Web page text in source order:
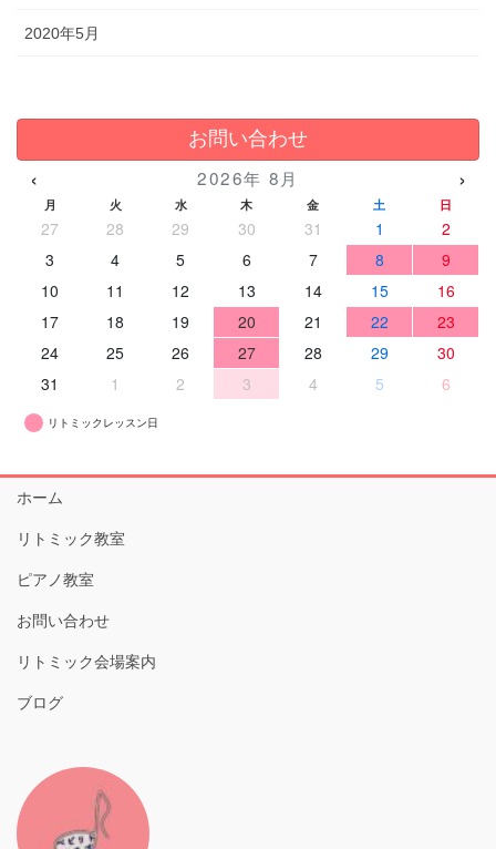
2020年5月
お問い合わせ
‹ 2026年 8月 ›
月 火 水 木 金 土 日
27 28 29 30 31 1
2
3
4 5 6 7 8
9
10
11 12 13 14 15
16
17
18 19 20 21 22
23
24
25 26 27 28 29
30
31
1 2 3 4 5 6
リトミックレッスン日
ホーム
リトミック教室
ピアノ教室
お問い合わせ
リトミック会場案内
ブログ